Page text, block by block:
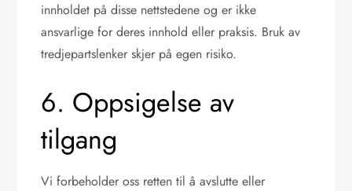
innholdet på disse nettstedene og er ikke
ansvarlige for deres innhold eller praksis. Bruk av
tredjepartslenker skjer på egen risiko.
6. Oppsigelse av
tilgang
Vi forbeholder oss retten til å avslutte eller